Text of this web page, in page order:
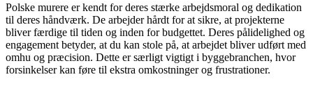
Polske murere er kendt for deres stærke arbejdsmoral og dedikation
til deres håndværk. De arbejder hårdt for at sikre, at projekterne
bliver færdige til tiden og inden for budgettet. Deres pålidelighed og
engagement betyder, at du kan stole på, at arbejdet bliver udført med
omhu og præcision. Dette er særligt vigtigt i byggebranchen, hvor
forsinkelser kan føre til ekstra omkostninger og frustrationer.